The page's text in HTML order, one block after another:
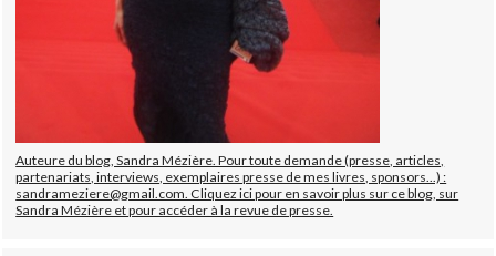
Auteure du blog, Sandra Mézière. Pour toute demande (presse, articles,
partenariats, interviews, exemplaires presse de mes livres, sponsors...) :
sandrameziere@gmail.com. Cliquez ici pour en savoir plus sur ce blog, sur
Sandra Mézière et pour accéder à la revue de presse.